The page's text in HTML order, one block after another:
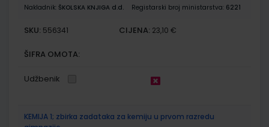
Nakladnik: ŠKOLSKA KNJIGA d.d. Registarski broj ministarstva: 6221
SKU: 556341 CIJENA: 23,10 €
ŠIFRA OMOTA:
Udžbenik
KEMIJA 1; zbirka zadataka za kemiju u prvom razredu